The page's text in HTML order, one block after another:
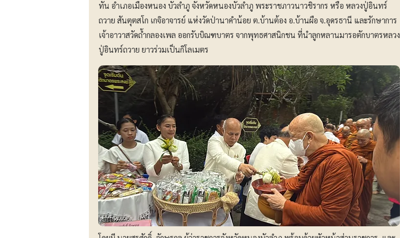
ทัน อำเภอเมืองหนอง บัวลำภู จังหวัดหนองบัวลำภู พระราชภาวนาวชิรากร หรือ หลวงปู่อินทร์
ถวาย สันตุตสโก เกจิอาจารย์ แห่งวัดป่านาคำน้อย ต.บ้านต้อง อ.บ้านผือ จ.อุดรธานี และรักษาการ
เจ้าอาวาสวัดถ้ำกลองเพล ออกรับบิณฑบาตร จากพุทธศาสนิกชน ที่นำลูกหลานมารอตักบาตรหลวง
ปู่อินทร์ถวาย ยาวร่วมเป็นกิโลเมตร